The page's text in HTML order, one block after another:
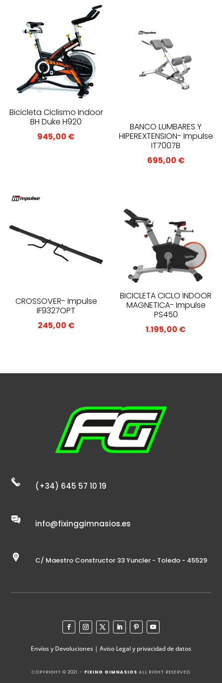
Bicicleta Ciclismo Indoor
BH Duke H920
945,00 €
BANCO LUMBARES Y
HIPEREXTENSION- Impulse
IT7007B
695,00 €
CROSSOVER- Impulse
IF9327OPT
245,00 €
BICICLETA CICLO INDOOR
MAGNETICA- Impulse
PS450
1.195,00 €
(+34) 645 57 10 19
info@fixinggimnasios.es
C/ Maestro Constructor 33 Yuncler - Toledo - 45529
Envíos y Devoluciones | Aviso Legal y privacidad de datos
COPYRIGHT © 2021 – FIXING GIMNASIOS ALL RIGHT RESERVED